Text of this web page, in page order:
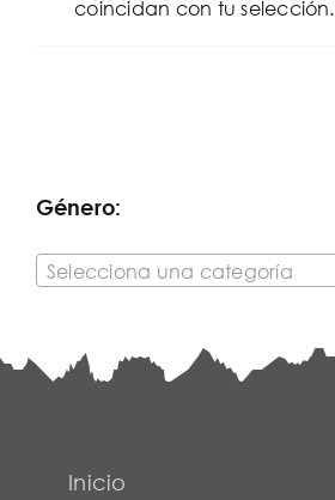
coincidan con tu selección.
Género:
Selecciona una categoría
Inicio